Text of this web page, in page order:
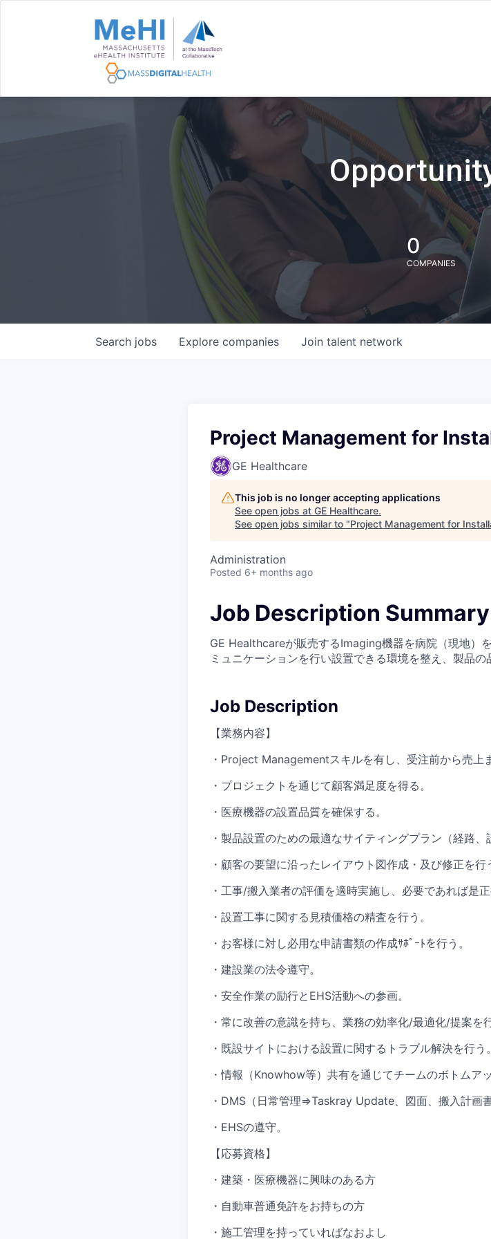
0
COMPANIES
Search jobs Explore companies Join talent network
Project Management for
GE Healthcare
This job is no longer accepting applications
See open jobs at GE Healthcare.
See open jobs similar to "Project Management for
Administration
Posted 6+ months ago
Job Description Summary
GE Healthcareが販売するImaging機器を病院（現地）
ミュニケーションを行い設置できる環境を整え、製品の
Job Description
【業務内容】
・Project Managementスキルを有し、受注前から売上
・プロジェクトを通じて顧客満足度を得る。
・医療機器の設置品質を確保する。
・製品設置のための最適なサイティングプラン（経路、
・顧客の要望に沿ったレイアウト図作成・及び修正を行
・工事/搬入業者の評価を適時実施し、必要であれば是正
・設置工事に関する見積価格の精査を行う。
・お客様に対し必用な申請書類の作成ｻﾎﾟｰﾄを行う。
・建設業の法令遵守。
・安全作業の励行とEHS活動への参画。
・常に改善の意識を持ち、業務の効率化/最適化/提案を行
・既設サイトにおける設置に関するトラブル解決を行う。
・情報（Knowhow等）共有を通じてチームのボトムア
・DMS（日常管理⇒Taskray Update、図面、搬入計画
・EHSの遵守。
【応募資格】
・建築・医療機器に興味のある方
・自動車普通免許をお持ちの方
・施工管理を持っていればなおよし